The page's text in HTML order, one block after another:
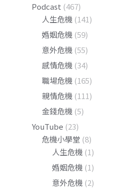
Podcast (467)
人生危機 (141)
婚姻危機 (59)
意外危機 (55)
感情危機 (34)
職場危機 (165)
親情危機 (111)
金錢危機 (5)
YouTube (23)
危機小學堂 (8)
人生危機 (1)
婚姻危機 (1)
意外危機 (2)